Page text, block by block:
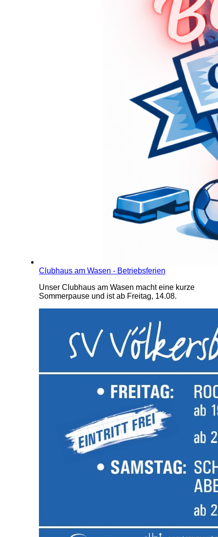
Clubhaus am Wasen - Betriebsferien
Unser Clubhaus am Wasen macht eine kurze
Sommerpause und ist ab Freitag, 14.08.